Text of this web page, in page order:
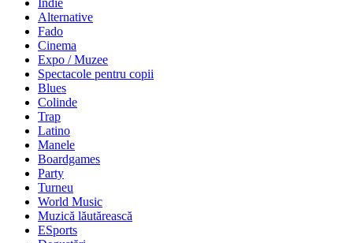
Indie
Alternative
Fado
Cinema
Expo / Muzee
Spectacole pentru copii
Blues
Colinde
Trap
Latino
Manele
Boardgames
Party
Turneu
World Music
Muzică lăutărească
ESports